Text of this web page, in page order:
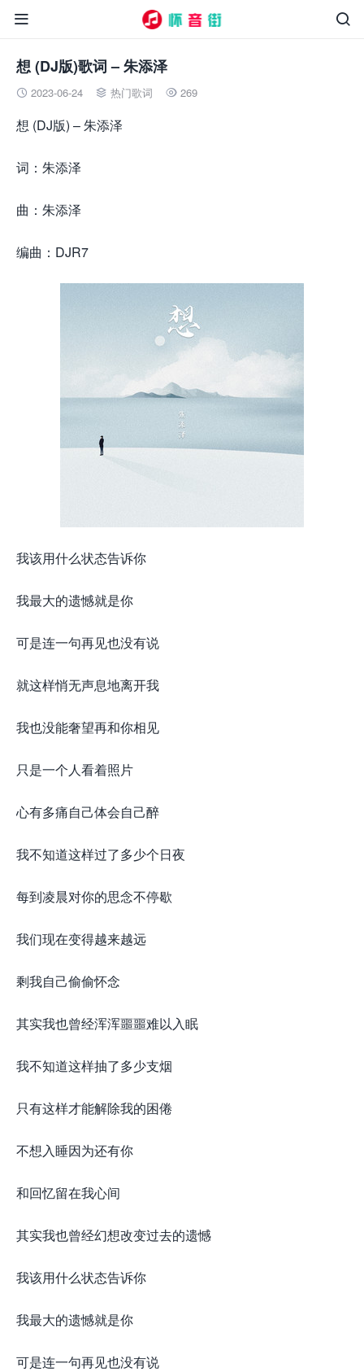


想 (DJ版)歌词 – 朱添泽
 2023-06-24  热门歌词  269
想 (DJ版) – 朱添泽
词：朱添泽
曲：朱添泽
编曲：DJR7
我该用什么状态告诉你
我最大的遗憾就是你
可是连一句再见也没有说
就这样悄无声息地离开我
我也没能奢望再和你相见
只是一个人看着照片
心有多痛自己体会自己醉
我不知道这样过了多少个日夜
每到凌晨对你的思念不停歇
我们现在变得越来越远
剩我自己偷偷怀念
其实我也曾经浑浑噩噩难以入眠
我不知道这样抽了多少支烟
只有这样才能解除我的困倦
不想入睡因为还有你
和回忆留在我心间
其实我也曾经幻想改变过去的遗憾
我该用什么状态告诉你
我最大的遗憾就是你
可是连一句再见也没有说